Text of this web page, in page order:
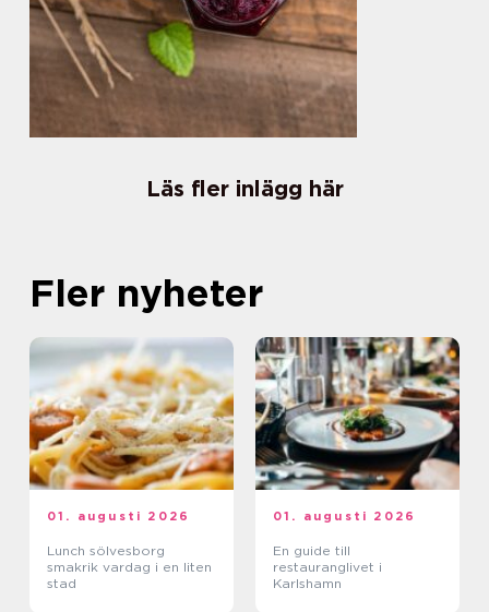
Läs fler inlägg här
Fler nyheter
01. augusti 2026
Lunch sölvesborg
smakrik vardag i en liten
stad
01. augusti 2026
En guide till
restauranglivet i
Karlshamn